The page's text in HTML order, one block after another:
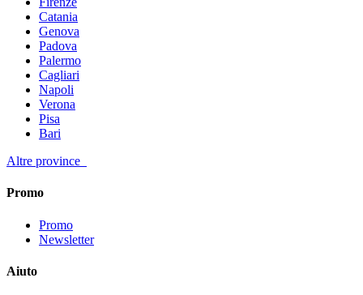
Catania
Genova
Padova
Palermo
Cagliari
Napoli
Verona
Pisa
Bari
Altre province
Promo
Promo
Newsletter
Aiuto